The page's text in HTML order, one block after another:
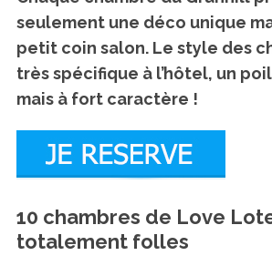
seulement une déco unique
petit coin salon. Le style des
très spécifique à l’hôtel, un
mais à fort caractère !
10 chambres de Love
totalement folles